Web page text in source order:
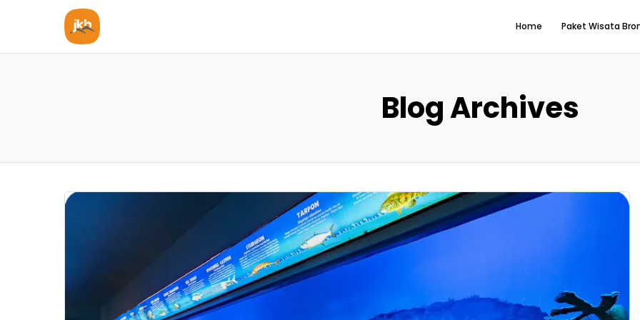
Home Paket Wisata
Blog Archives